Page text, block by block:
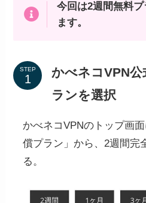
今回は2週間無料
ます。
STEP
かべネコVPN
ランを選択
かべネコVPNのトップ画
償プラン」から、2週間完
る。